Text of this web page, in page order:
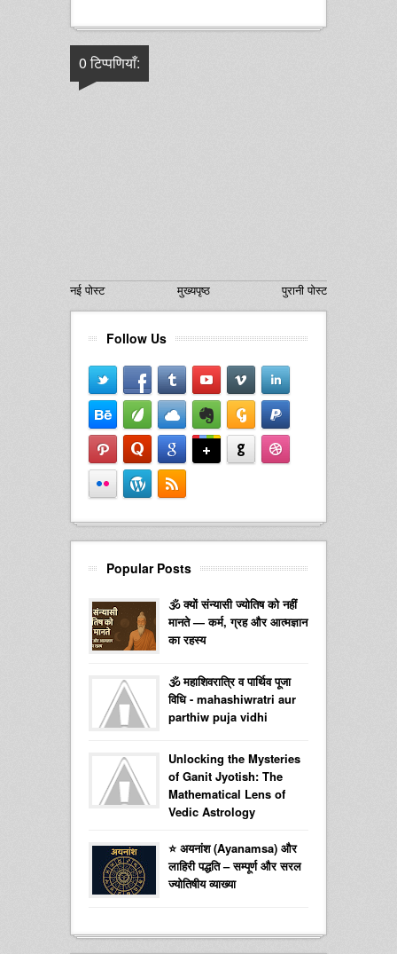
0 टिप्पणियाँ:
नई पोस्ट मुख्यपृष्ठ पुरानी पोस्ट
Follow Us
Popular Posts
🕉️ क्यों संन्यासी ज्योतिष को नहीं
मानते — कर्म, ग्रह और आत्मज्ञान
का रहस्य
🕉️ महाशिवरात्रि व पार्थिव पूजा
विधि - mahashiwratri aur
parthiw puja vidhi
Unlocking the Mysteries
of Ganit Jyotish: The
Mathematical Lens of
Vedic Astrology
⭐ अयनांश (Ayanamsa) और
लाहिरी पद्धति – सम्पूर्ण और सरल
ज्योतिषीय व्याख्या